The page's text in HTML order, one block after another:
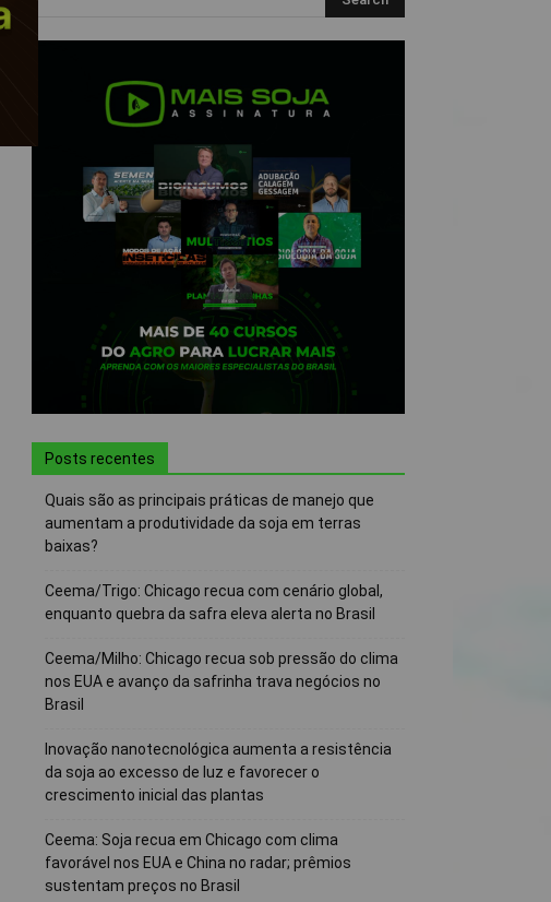
Posts recentes
Quais são as principais práticas de manejo que
aumentam a produtividade da soja em terras
baixas?
Ceema/Trigo: Chicago recua com cenário global,
enquanto quebra da safra eleva alerta no Brasil
Ceema/Milho: Chicago recua sob pressão do clima
nos EUA e avanço da safrinha trava negócios no
Brasil
Inovação nanotecnológica aumenta a resistência
da soja ao excesso de luz e favorecer o
crescimento inicial das plantas
Ceema: Soja recua em Chicago com clima
favorável nos EUA e China no radar; prêmios
sustentam preços no Brasil